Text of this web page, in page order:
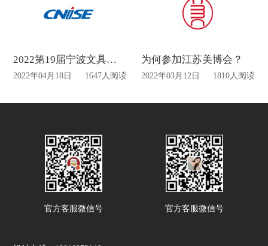
2022第19届宁波文具展再度延期
2022年04月18日 1647人阅读
为何参加江苏美博会？
2022年03月12日 1810人阅读
官方客服微信号 官方客服微信号